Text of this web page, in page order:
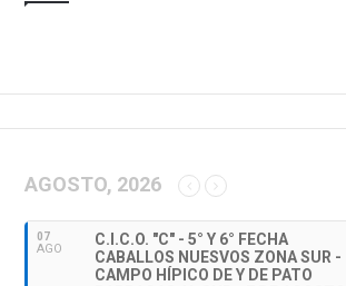
AGOSTO, 2026
07
AGO
C.I.C.O. "C" - 5° Y 6° FECHA
CABALLOS NUESVOS ZONA SUR -
CAMPO HÍPICO DE Y DE PATO